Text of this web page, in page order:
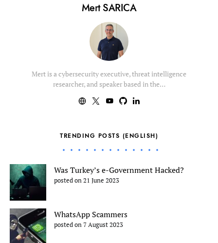
Mert SARICA
Mert is a cybersecurity executive, threat intelligence
researcher, and speaker based in the…
TRENDING POSTS (ENGLISH)
Was Turkey’s e-Government Hacked?
posted on 21 June 2023
WhatsApp Scammers
posted on 7 August 2023